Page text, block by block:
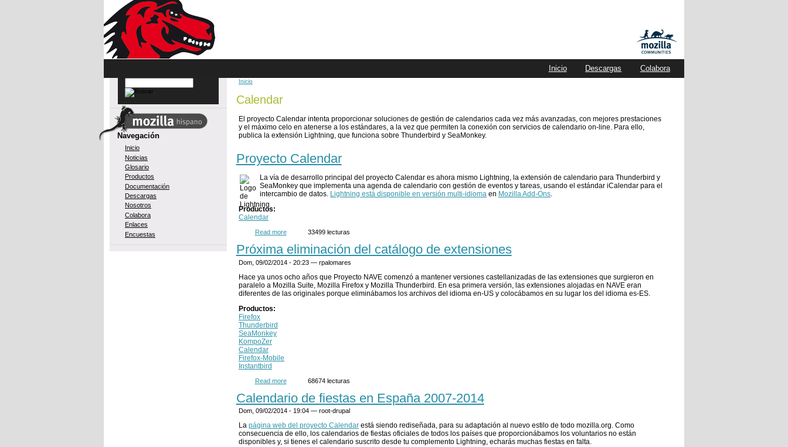
Inicio Descargas Colabora
Navegación
Inicio
Noticias
Glosario
Productos
Documentación
Descargas
Nosotros
Colabora
Enlaces
Encuestas
Inicio
Calendar
El proyecto Calendar intenta proporcionar soluciones de gestión de calendarios cada vez más avanzadas, con mejores prestaciones
y el máximo celo en atenerse a los estándares, a la vez que permiten la conexión con servicios de calendario on-line. Para ello,
publica la extensión Lightning, que funciona sobre Thunderbird y SeaMonkey.
Proyecto Calendar
La vía de desarrollo principal del proyecto Calendar es ahora mismo Lightning, la extensión de calendario para Thunderbird y
SeaMonkey que implementa una agenda de calendario con gestión de eventos y tareas, usando el estándar iCalendar para el
intercambio de datos. Lightning está disponible en versión multi-idioma en Mozilla Add-Ons.
Productos:
Calendar
Read moreabout Proyecto Calendar
33499 lecturas
Próxima eliminación del catálogo de extensiones
Dom, 09/02/2014 - 20:23 — rpalomares
Hace ya unos ocho años que Proyecto NAVE comenzó a mantener versiones castellanizadas de las extensiones que surgieron en
paralelo a Mozilla Suite, Mozilla Firefox y Mozilla Thunderbird. En esa primera versión, las extensiones alojadas en NAVE eran
diferentes de las originales porque eliminábamos los archivos del idioma en-US y colocábamos en su lugar los del idioma es-ES.
Productos:
Firefox
Thunderbird
SeaMonkey
KompoZer
Calendar
Firefox-Mobile
Instantbird
Read moreabout Próxima eliminación del catálogo de extensiones
68674 lecturas
Calendario de fiestas en España 2007-2014
Dom, 09/02/2014 - 19:04 — root-drupal
La página web del proyecto Calendar está siendo rediseñada, para su adaptación al nuevo estilo de todo mozilla.org. Como
consecuencia de ello, los calendarios de fiestas oficiales de todos los países que proporcionábamos los voluntarios no están
disponibles y, si tienes el calendario suscrito desde tu complemento Lightning, echarás muchas fiestas en falta.